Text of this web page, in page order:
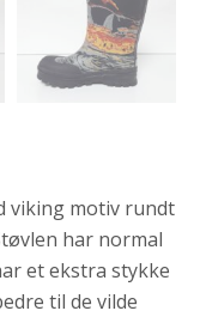
viking motiv rundt
har normal
et ekstra stykke
til de vilde